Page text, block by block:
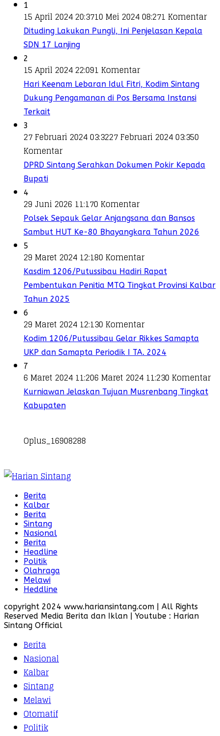
1
15 April 2024 20:3710 Mei 2024 08:271 Komentar
Dituding Lakukan Pungli, Ini Penjelasan Kepala
SDN 17 Lanjing
2
15 April 2024 22:091 Komentar
Hari Keenam Lebaran Idul Fitri, Kodim Sintang
Dukung Pengamanan di Pos Bersama Instansi
Terkait
3
27 Februari 2024 03:3227 Februari 2024 03:350
Komentar
DPRD Sintang Serahkan Dokumen Pokir Kepada
Bupati
4
29 Juni 2026 11:170 Komentar
Polsek Sepauk Gelar Anjangsana dan Bansos
Sambut HUT Ke-80 Bhayangkara Tahun 2026
5
29 Maret 2024 12:180 Komentar
Kasdim 1206/Putussibau Hadiri Rapat
Pembentukan Penitia MTQ Tingkat Provinsi Kalbar
Tahun 2025
6
29 Maret 2024 12:130 Komentar
Kodim 1206/Putussibau Gelar Rikkes Samapta
UKP dan Samapta Periodik I TA. 2024
7
6 Maret 2024 11:206 Maret 2024 11:230 Komentar
Kurniawan Jelaskan Tujuan Musrenbang Tingkat
Kabupaten
Oplus_16908288
Berita
Kalbar
Berita
Sintang
Nasional
Berita
Headline
Politik
Olahraga
Melawi
Heddline
copyright 2024 www.hariansintang.com | All Rights
Reserved Media Berita dan Iklan | Youtube : Harian
Sintang Official
Berita
Nasional
Kalbar
Sintang
Melawi
Otomatif
Politik